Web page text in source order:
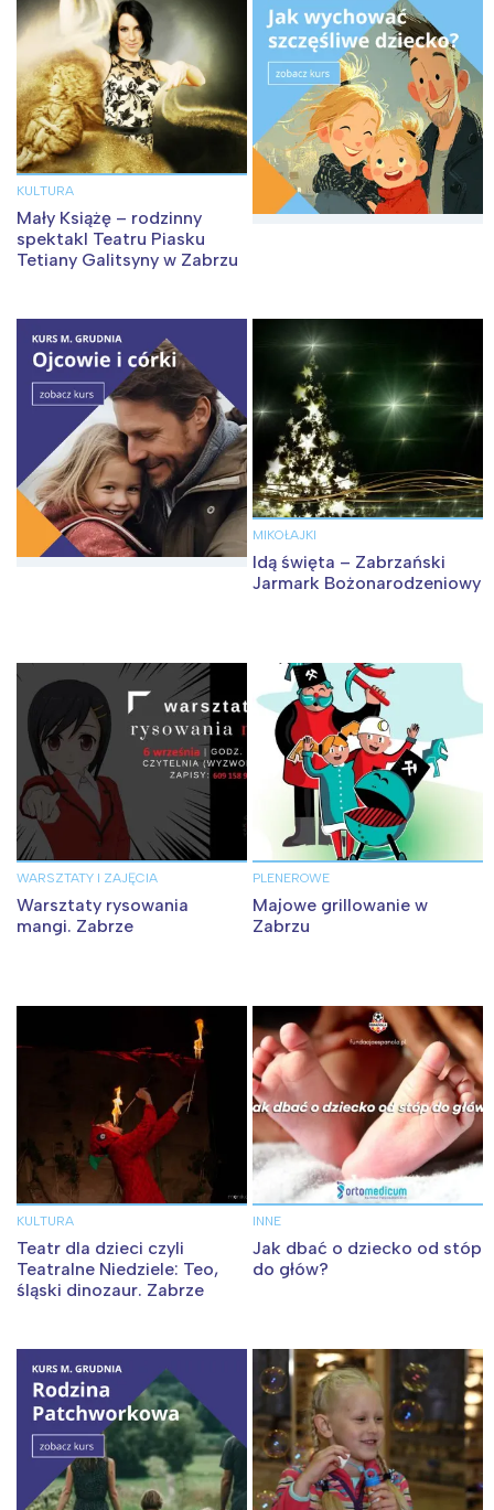
KULTURA
Mały Książę – rodzinny
spektakl Teatru Piasku
Tetiany Galitsyny w Zabrzu
MIKOŁAJKI
Idą święta – Zabrzański
Jarmark Bożonarodzeniowy
WARSZTATY I ZAJĘCIA
Warsztaty rysowania
mangi. Zabrze
PLENEROWE
Majowe grillowanie w
Zabrzu
KULTURA
Teatr dla dzieci czyli
Teatralne Niedziele: Teo,
śląski dinozaur. Zabrze
INNE
Jak dbać o dziecko od stóp
do głów?
tego regionu:
Warszawa
Łódź
Trójmiasto
Wrocław
Śląsk
Kraków
Południe
Północ
Wszystkie